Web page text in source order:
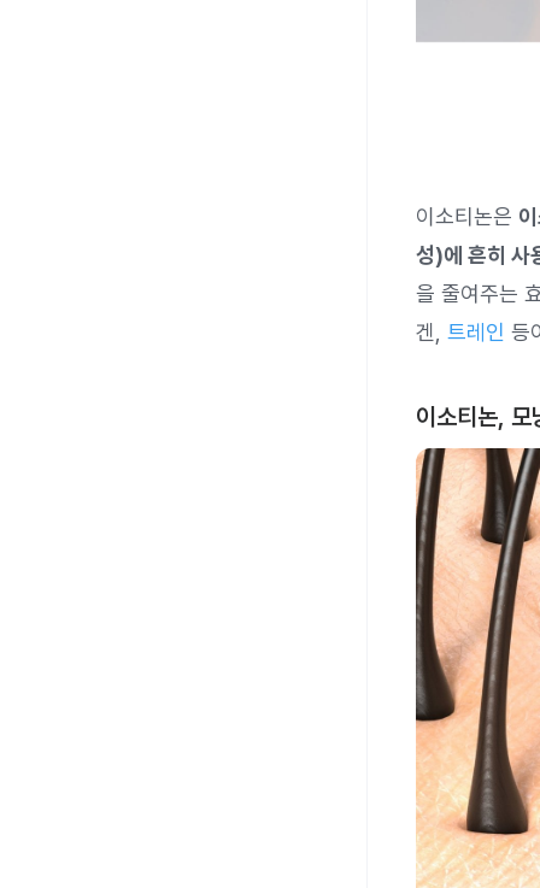
이소티논은
성)에 흔히 사
을 줄여주는
겐, 트레인 등
이소티논, 모